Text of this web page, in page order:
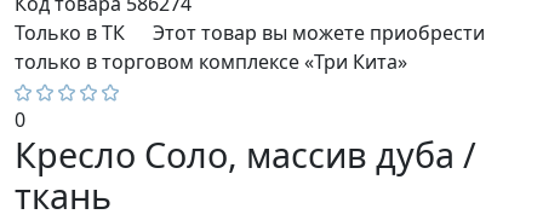
Только в ТК
Этот товар вы можете приобрести
только в торговом комплексе «Три Кита»
0
Кресло Соло, массив дуба /
ткань